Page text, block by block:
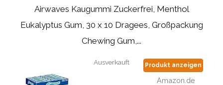
Airwaves Kaugummi Zuckerfrei, Menthol
Eukalyptus Gum, 30 x 10 Dragees, Großpackung
Chewing Gum,...
Ausverkauft Produkt anzeigen
Amazon.de